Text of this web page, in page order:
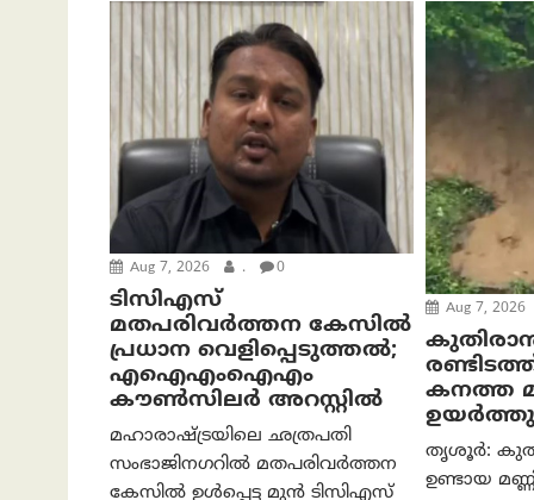
Aug 7, 2026 . 0
ടിസിഎസ്
മതപരിവർത്തന കേസിൽ
പ്രധാന വെളിപ്പെടുത്തൽ;
എഐഎംഐഎം
കൗൺസിലർ അറസ്റ്റിൽ
മഹാരാഷ്ട്രയിലെ ഛത്രപതി
സംഭാജിനഗറിൽ മതപരിവർത്തന
കേസിൽ ഉൾപ്പെട്ട മുൻ ടിസിഎസ്
Aug 7, 2026
രണ്ടിടത്ത്
കനത്ത
തൃശൂർ:
ഉണ്ടായ